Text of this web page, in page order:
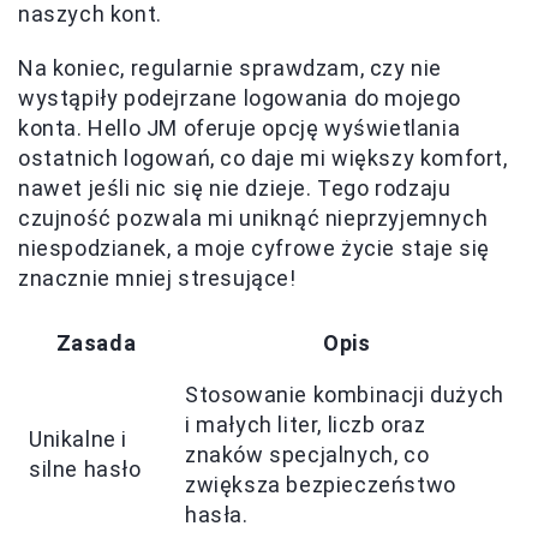
naszych kont.
Na koniec, regularnie sprawdzam, czy nie
wystąpiły podejrzane logowania do mojego
konta. Hello JM oferuje opcję wyświetlania
ostatnich logowań, co daje mi większy komfort,
nawet jeśli nic się nie dzieje. Tego rodzaju
czujność pozwala mi uniknąć nieprzyjemnych
niespodzianek, a moje cyfrowe życie staje się
znacznie mniej stresujące!
Zasada Opis
Unikalne i
silne hasło
Stosowanie kombinacji dużych
i małych liter, liczb oraz
znaków specjalnych, co
zwiększa bezpieczeństwo
hasła.